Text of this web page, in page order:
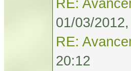
RE:
01/03/
RE:
20:12